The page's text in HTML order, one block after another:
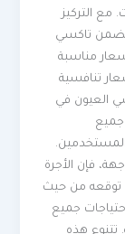
التركيز
تاكسي
مناسبة
تنافسية
في
فإن الأجرة
من حيث
جميع
هذه